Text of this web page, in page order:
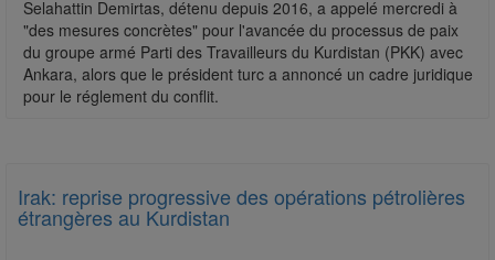
Selahattin Demirtas, détenu depuis 2016, a appelé mercredi à
"des mesures concrètes" pour l'avancée du processus de paix
du groupe armé Parti des Travailleurs du Kurdistan (PKK) avec
Ankara, alors que le président turc a annoncé un cadre juridique
pour le réglement du conflit.
Irak: reprise progressive des opérations pétrolières
étrangères au Kurdistan